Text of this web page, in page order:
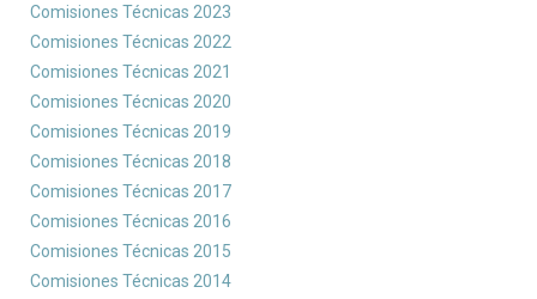
Comisiones Técnicas 2023
Comisiones Técnicas 2022
Comisiones Técnicas 2021
Comisiones Técnicas 2020
Comisiones Técnicas 2019
Comisiones Técnicas 2018
Comisiones Técnicas 2017
Comisiones Técnicas 2016
Comisiones Técnicas 2015
Comisiones Técnicas 2014